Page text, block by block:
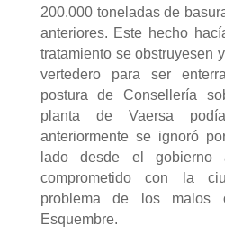
200.000 toneladas de
anteriores. Este hecho
tratamiento se obstruyesen
vertedero para ser
postura de Consellería
planta de Vaersa
anteriormente se ignoró
lado desde el gobierno
comprometido con la
problema de los malos
Esquembre.